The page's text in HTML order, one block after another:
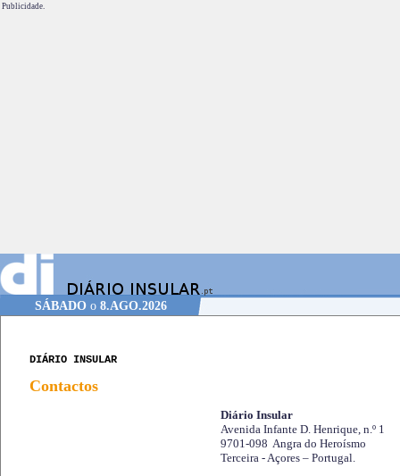
Publicidade.
SÁBADOo 8.AGO.2026
DIÁRIO INSULAR
Contactos
Diário Insular
Avenida Infante D. Henrique, n.º 1
9701-098 Angra do Heroísmo
Terceira - Açores – Portugal.